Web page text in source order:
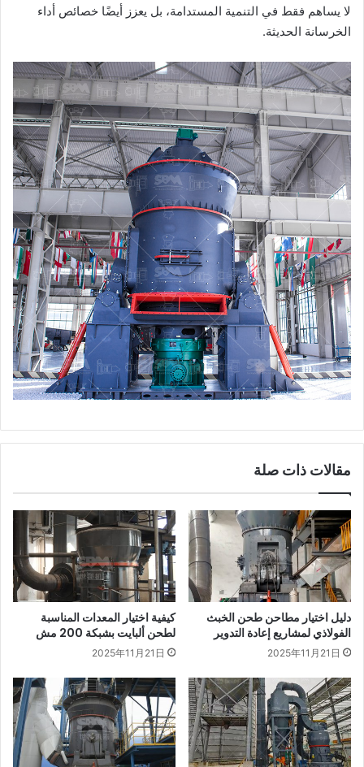
لا يساهم فقط في التنمية المستدامة، بل يعزز أيضًا خصائص أداء
الخرسانة الحديثة.
مقالات ذات صلة
دليل اختيار مطاحن طحن الخبث
الفولاذي لمشاريع إعادة التدوير
2025年11月21日
كيفية اختيار المعدات المناسبة
لطحن ألبايت بشبكة 200 مش
2025年11月21日